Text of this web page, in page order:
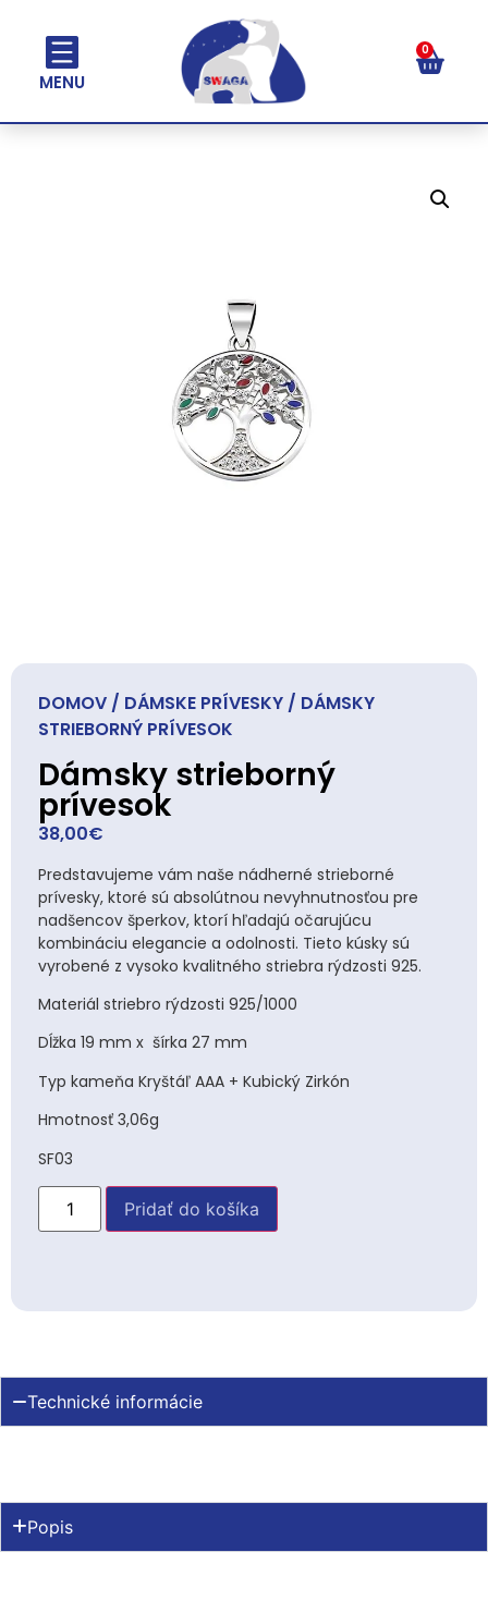
MENU
0
DOMOV / DÁMSKE PRÍVESKY / DÁMSKY
STRIEBORNÝ PRÍVESOK
Dámsky strieborný
prívesok
38,00€
Predstavujeme vám naše nádherné strieborné
prívesky, ktoré sú absolútnou nevyhnutnosťou pre
nadšencov šperkov, ktorí hľadajú očarujúcu
kombináciu elegancie a odolnosti. Tieto kúsky sú
vyrobené z vysoko kvalitného striebra rýdzosti 925.
Materiál striebro rýdzosti 925/1000
Dĺžka 19 mm x šírka 27 mm
Typ kameňa Kryštáľ AAA + Kubický Zirkón
Hmotnosť 3,06g
SF03
Pridať do košíka
Technické informácie
Popis